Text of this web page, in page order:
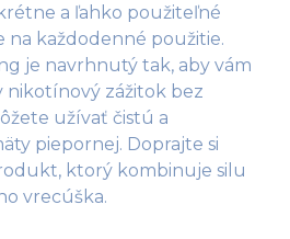
a ľahko použiteľné
na každodenné použitie.
je navrhnutý tak, aby vám
zážitok bez
užívať čistú a
piepornej. Doprajte si
ktorý kombinuje silu
vrecúška.